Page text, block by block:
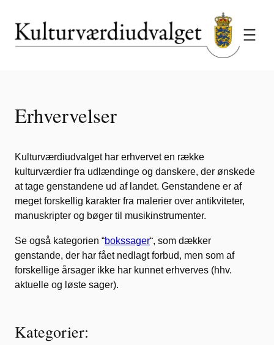
indhold
Erhvervelser
Kulturværdiudvalget har erhvervet en række
kulturværdier fra udlændinge og danskere, der ønskede
at tage genstandene ud af landet. Genstandene er af
meget forskellig karakter fra malerier over antikviteter,
manuskripter og bøger til musikinstrumenter.
Se også kategorien “bokssager“, som dækker
genstande, der har fået nedlagt forbud, men som af
forskellige årsager ikke har kunnet erhverves (hhv.
aktuelle og løste sager).
Kategorier: